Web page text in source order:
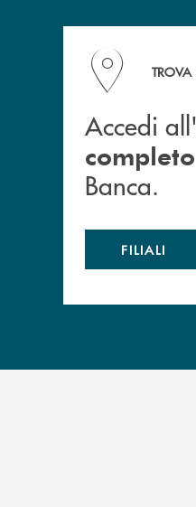
Accedi all'
TROVA
Accedi all'
completo
Banca.
FILIALI